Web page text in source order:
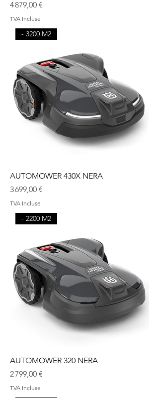
Prix
4 879,00 €
TVA Incluse
- 3200 M2
AUTOMOWER 430X NERA
Prix
3 699,00 €
TVA Incluse
- 2200 M2
AUTOMOWER 320 NERA
Prix
2 799,00 €
TVA Incluse